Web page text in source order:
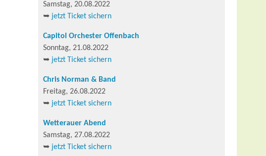
Samstag, 20.08.2022
➥ jetzt Ticket sichern
Capitol Orchester Offenbach
Sonntag, 21.08.2022
➥ jetzt Ticket sichern
Chris Norman & Band
Freitag, 26.08.2022
➥ jetzt Ticket sichern
Wetterauer Abend
Samstag, 27.08.2022
➥ jetzt Ticket sichern